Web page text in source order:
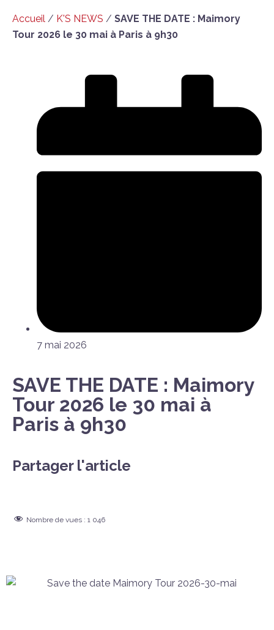
Accueil / K'S NEWS / SAVE THE DATE : Maimory
Tour 2026 le 30 mai à Paris à 9h30
7 mai 2026
SAVE THE DATE : Maimory
Tour 2026 le 30 mai à
Paris à 9h30
Partager l'article
Nombre de vues : 1 046